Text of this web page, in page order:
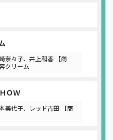
奈々子、井上和香 【商
クリーム
ＯＷ
美代子、レッド吉田 【商